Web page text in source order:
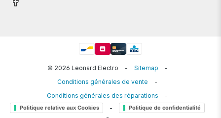
© 2026 Leonard Electro - Sitemap
-
Conditions générales de vente
-
Conditions générales des réparations
-
Politique relative aux Cookies - Politique de confidentialité